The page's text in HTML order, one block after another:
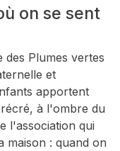
on se sent
Plumes vertes
et
apportent
à l'ombre du
l'association qui
maison : quand on